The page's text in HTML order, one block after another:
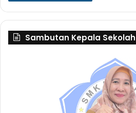
Sambutan Kepala Sekolah